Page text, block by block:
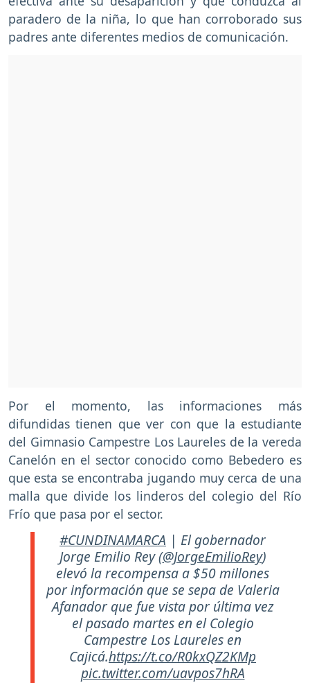
paradero de la niña, lo que han corroborado sus
padres ante diferentes medios de comunicación.
Por el momento, las informaciones más
difundidas tienen que ver con que la estudiante
del Gimnasio Campestre Los Laureles de la vereda
Canelón en el sector conocido como Bebedero es
que esta se encontraba jugando muy cerca de una
malla que divide los linderos del colegio del Río
Frío que pasa por el sector.
#CUNDINAMARCA | El gobernador
Jorge Emilio Rey (@JorgeEmilioRey)
elevó la recompensa a $50 millones
por información que se sepa de Valeria
Afanador que fue vista por última vez
el pasado martes en el Colegio
Campestre Los Laureles en
Cajicá.https://t.co/R0kxQZ2KMp
pic.twitter.com/uavpos7hRA